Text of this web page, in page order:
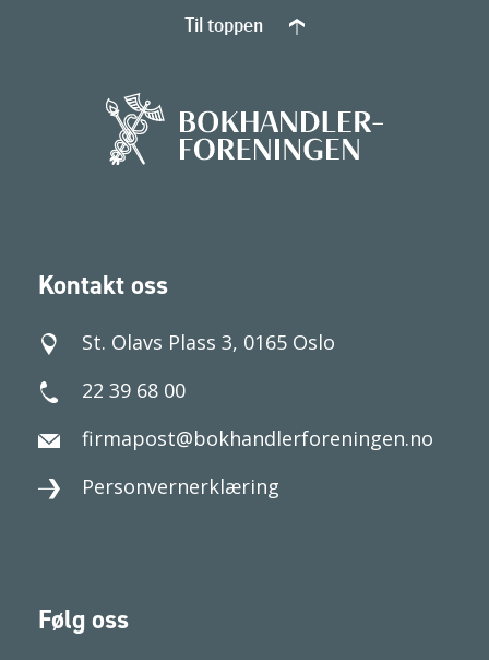
Kontakt oss
St. Olavs Plass 3, 0165 Oslo
22 39 68 00
firmapost@bokhandlerforeningen.no
Personvernerklæring
Følg oss
Til toppen